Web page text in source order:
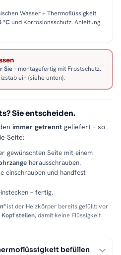
Wasser + Thermoflüssigkeit
°Cund Korrosionsschutz. Anleitung
Sie– montagefertig mit Frostschutz.
ein (siehe unten).
Sie entscheiden.
immer getrennt geliefert – so
Seite:
gewünschten Seite mit einem
herausschrauben.
einschrauben und handfest
– fertig.
ist der Heizkörper bereits gefüllt: vor
Kopf stellen, damit keine Flüssigkeit
befüllen